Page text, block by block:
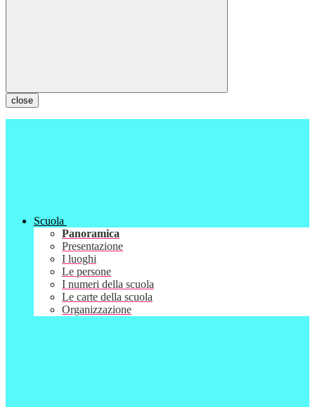
close
Scuola
Panoramica
Presentazione
I luoghi
Le persone
I numeri della scuola
Le carte della scuola
Organizzazione